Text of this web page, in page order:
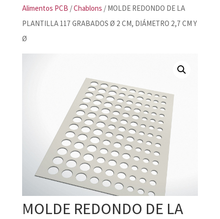
Alimentos PCB /Chablons / MOLDE REDONDO DE LA
PLANTILLA 117 GRABADOS Ø 2 CM, DIÁMETRO 2,7 CM Y
Ø
MOLDE REDONDO DE LA